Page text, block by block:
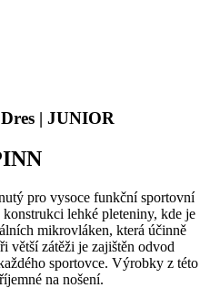
| JUNIOR
pro vysoce funkční sportovní
lehké pleteniny, kde je
mikrovláken, která účinně
větší zátěži je zajištěn odvod
sportovce. Výrobky z této
na nošení.